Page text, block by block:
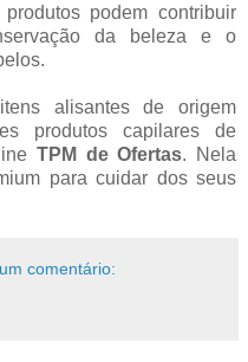
podem contribuir
da beleza e o
alisantes de origem
produtos capilares de
TPM de Ofertas. Nela
para cuidar dos seus
comentário: